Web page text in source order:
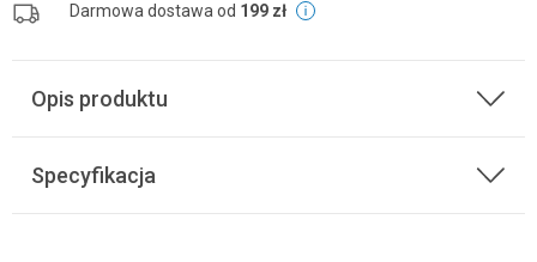
Darmowa dostawa od 199 zł
Opis produktu
Specyfikacja